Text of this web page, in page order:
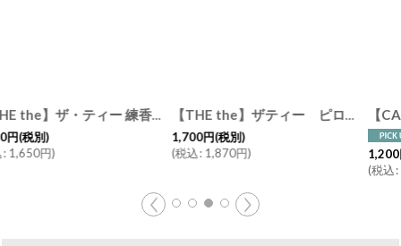
1982-1983] [ 9-Nov] [24-Jun]
【CARBALINE】オードトワレ 香水 約10ml カルバリン イタリア製
1,200円(税別)
【アロマリン】フレグランスオードトワレ 50ｍｌ/香水/フランス製
3,000円
(税込:3,300